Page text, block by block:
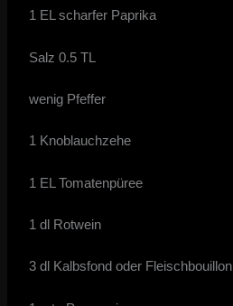
1 EL scharfer Paprika
Salz 0.5 TL
wenig Pfeffer
1 Knoblauchzehe
1 EL Tomatenpüree
1 dl Rotwein
3 dl Kalbsfond oder Fleischbouillon